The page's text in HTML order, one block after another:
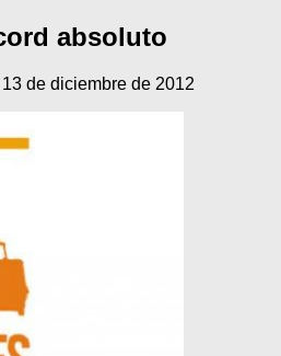
absoluto
13 de diciembre de 2012